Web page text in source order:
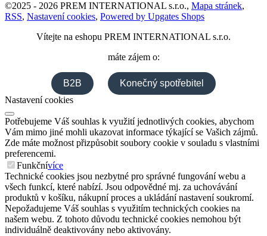
©2025 - 2026 PREM INTERNATIONAL s.r.o., Mapa stránek,
RSS, Nastavení cookies, Powered by Upgates Shops
Vítejte na eshopu PREM INTERNATIONAL s.r.o.
máte zájem o:
B2B
Konečný spotřebitel
Nastavení cookies
Potřebujeme Váš souhlas k využití jednotlivých cookies, abychom
Vám mimo jiné mohli ukazovat informace týkající se Vašich zájmů.
Zde máte možnost přizpůsobit soubory cookie v souladu s vlastními
preferencemi.
Funkčnívíce
Technické cookies jsou nezbytné pro správné fungování webu a
všech funkcí, které nabízí. Jsou odpovědné mj. za uchovávání
produktů v košíku, nákupní proces a ukládání nastavení soukromí.
Nepožadujeme Váš souhlas s využitím technických cookies na
našem webu. Z tohoto důvodu technické cookies nemohou být
individuálně deaktivovány nebo aktivovány.